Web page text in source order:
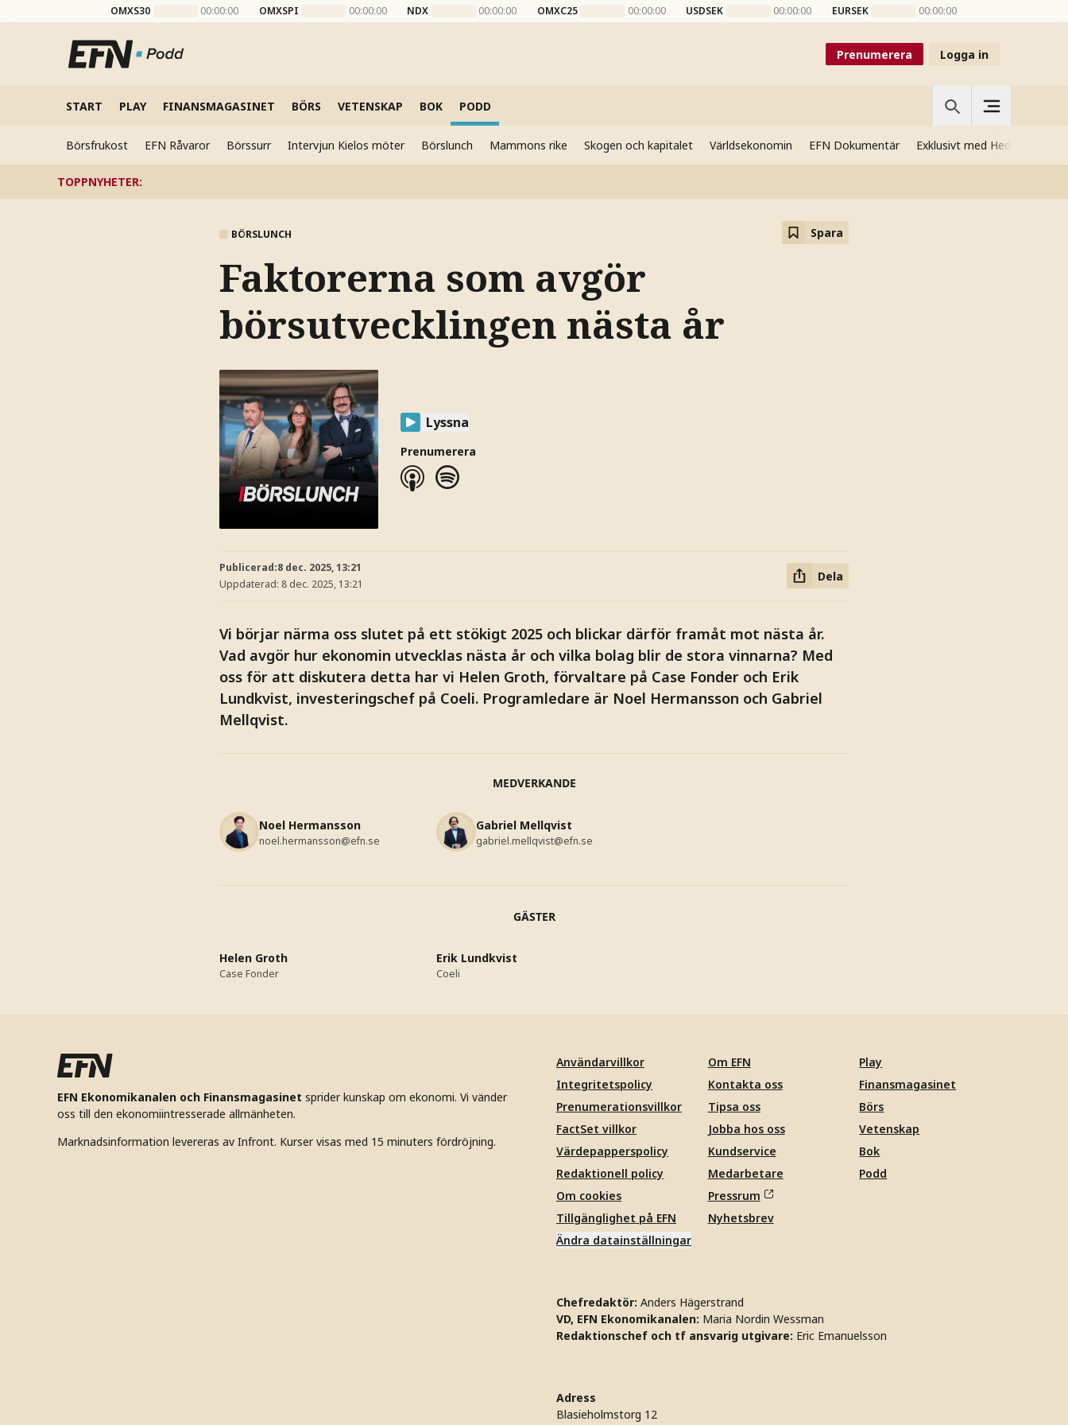
OMXS30 00:00:00 OMXSPI 00:00:00 NDX 00:00:00 OMXC25 00:00:00 USDSEK 00:00:00 EURSEK 00:00:00
Prenumerera Logga in
START PLAY FINANSMAGASINET BÖRS VETENSKAP BOK PODD
Börsfrukost EFN Råvaror Börssurr Intervjun Kielos möter Börslunch Mammons rike Skogen och kapitalet Världsekonomin EFN Dokumentär Exklusivt med Hedenmo
TOPPNYHETER:
BÖRSLUNCH Spara
Faktorerna som avgör
börsutvecklingen nästa år
Lyssna
Prenumerera
Publicerad:8 dec. 2025, 13:21
Uppdaterad: 8 dec. 2025, 13:21
Dela
Vi börjar närma oss slutet på ett stökigt 2025 och blickar därför framåt mot nästa år.
Vad avgör hur ekonomin utvecklas nästa år och vilka bolag blir de stora vinnarna? Med
oss för att diskutera detta har vi Helen Groth, förvaltare på Case Fonder och Erik
Lundkvist, investeringschef på Coeli. Programledare är Noel Hermansson och Gabriel
Mellqvist.
MEDVERKANDE
Noel Hermansson
noel.hermansson@efn.se
Gabriel Mellqvist
gabriel.mellqvist@efn.se
GÄSTER
Helen Groth
Case Fonder
Erik Lundkvist
Coeli
EFN Ekonomikanalen och Finansmagasinet sprider kunskap om ekonomi. Vi vänder
oss till den ekonomiintresserade allmänheten.
Marknadsinformation levereras av Infront. Kurser visas med 15 minuters fördröjning.
Användarvillkor
Integritetspolicy
Prenumerationsvillkor
FactSet villkor
Värdepapperspolicy
Redaktionell policy
Om cookies
Tillgänglighet på EFN
Ändra datainställningar
Om EFN
Kontakta oss
Tipsa oss
Jobba hos oss
Kundservice
Medarbetare
Pressrum
Nyhetsbrev
Play
Finansmagasinet
Börs
Vetenskap
Bok
Podd
Chefredaktör: Anders Hägerstrand
VD, EFN Ekonomikanalen: Maria Nordin Wessman
Redaktionschef och tf ansvarig utgivare: Eric Emanuelsson
Adress
Blasieholmstorg 12